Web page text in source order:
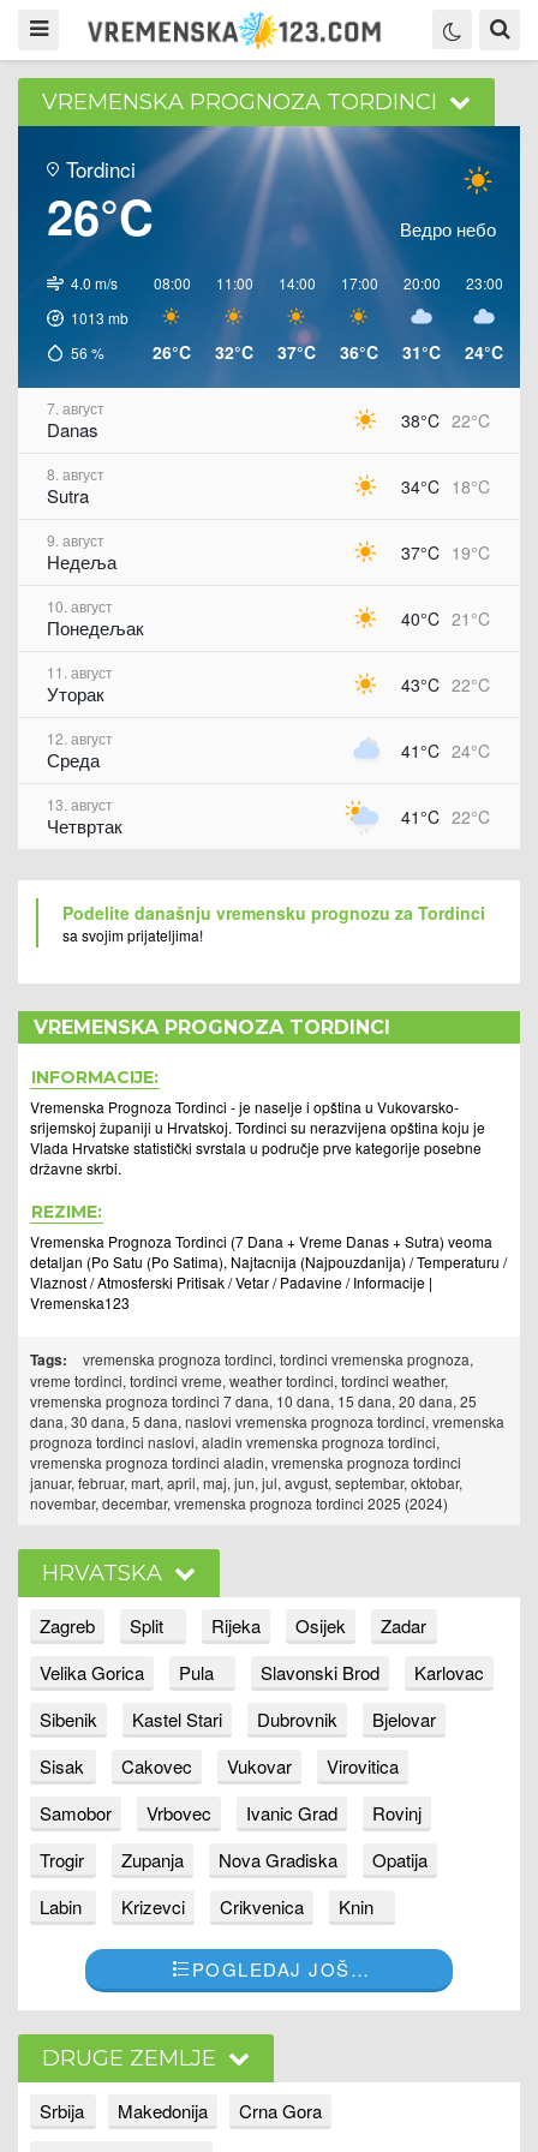
VREMENSKA PROGNOZA TORDINCI
Tordinci
26°C Ведро небо
4.0 m/s
1013 mb
56%
08:00
26°C
11:00
32°C
14:00
37°C
17:00
36°C
20:00
31°C
23:00
24°C
7. август
Danas 38°C 22°C
8. август
Sutra 34°C 18°C
9. август
Недеља 37°C 19°C
10. август
Понедељак 40°C 21°C
11. август
Уторак 43°C 22°C
12. август
Среда 41°C 24°C
13. август
Четвртак 41°C 22°C
Podelite današnju vremensku prognozu za Tordinci
sa svojim prijateljima!
VREMENSKA PROGNOZA TORDINCI
INFORMACIJE:
Vremenska Prognoza Tordinci - je naselje i opština u Vukovarsko-
srijemskoj županiji u Hrvatskoj. Tordinci su nerazvijena opština koju je
Vlada Hrvatske statistički svrstala u područje prve kategorije posebne
državne skrbi.
REZIME:
Vremenska Prognoza Tordinci (7 Dana + Vreme Danas + Sutra) veoma
detaljan (Po Satu (Po Satima), Najtacnija (Najpouzdanija) / Temperaturu /
Vlaznost / Atmosferski Pritisak / Vetar / Padavine / Informacije |
Vremenska123
Tags:
vremenska prognoza tordinci, tordinci vremenska prognoza,
vreme tordinci, tordinci vreme, weather tordinci, tordinci weather,
vremenska prognoza tordinci 7 dana, 10 dana, 15 dana, 20 dana, 25
dana, 30 dana, 5 dana, naslovi vremenska prognoza tordinci, vremenska
prognoza tordinci naslovi, aladin vremenska prognoza tordinci,
vremenska prognoza tordinci aladin, vremenska prognoza tordinci
januar, februar, mart, april, maj, jun, jul, avgust, septembar, oktobar,
novembar, decembar, vremenska prognoza tordinci 2025 (2024)
HRVATSKA
Zagreb Split Rijeka Osijek
Zadar
Velika Gorica
Pula Slavonski Brod
Karlovac
Sibenik
Kastel Stari Dubrovnik
Bjelovar
Sisak
Cakovec Vukovar
Virovitica
Samobor
Vrbovec Ivanic Grad
Rovinj
Trogir
Zupanja Nova Gradiska
Opatija
Labin
Krizevci Crikvenica Knin
POGLEDAJ JOŠ…
DRUGE ZEMLJE
Srbija Makedonija
Crna Gora